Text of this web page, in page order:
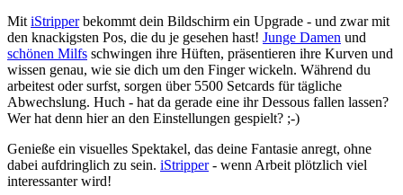
Mit iStripperbekommt dein Bildschirm ein Upgrade - und zwar mit
den knackigsten Pos, die du je gesehen hast! Junge Damen und
schönen Milfs schwingen ihre Hüften, präsentieren ihre Kurven und
wissen genau, wie sie dich um den Finger wickeln. Während du
arbeitest oder surfst, sorgen über 5500 Setcards für tägliche
Abwechslung. Huch - hat da gerade eine ihr Dessous fallen lassen?
Wer hat denn hier an den Einstellungen gespielt? ;-)
Genieße ein visuelles Spektakel, das deine Fantasie anregt, ohne
dabei aufdringlich zu sein. iStripper- wenn Arbeit plötzlich viel
interessanter wird!